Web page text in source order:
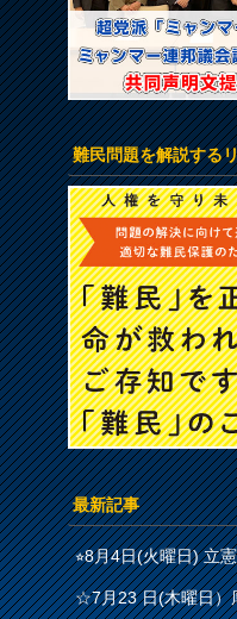
難民問題を解説する
最新記事
⭐︎8月4日(火曜日) 立
☆7月23 日(木曜日）